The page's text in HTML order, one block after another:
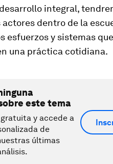
integral,
actores dentro de la
esfuerzos y sistemas
una práctica cotidiana.
este tema
y accede a
de
últimas